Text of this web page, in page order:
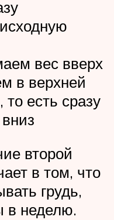
вес вверх
в верхней
есть сразу
второй
в том, что
грудь,
в неделю.